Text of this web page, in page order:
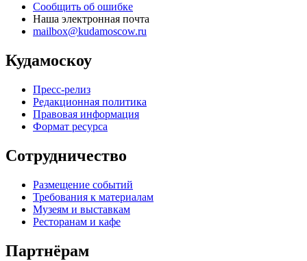
Сообщить об ошибке
Наша электронная почта
mailbox@kudamoscow.ru
Кудамоскоу
Пресс-релиз
Редакционная политика
Правовая информация
Формат ресурса
Сотрудничество
Размещение событий
Требования к материалам
Музеям и выставкам
Ресторанам и кафе
Партнёрам